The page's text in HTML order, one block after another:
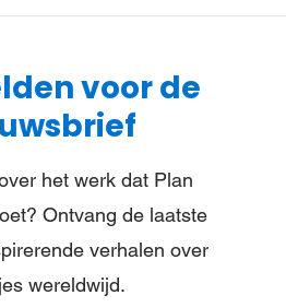
voor de
het werk dat Plan
Ontvang de laatste
verhalen over
wereldwijd.